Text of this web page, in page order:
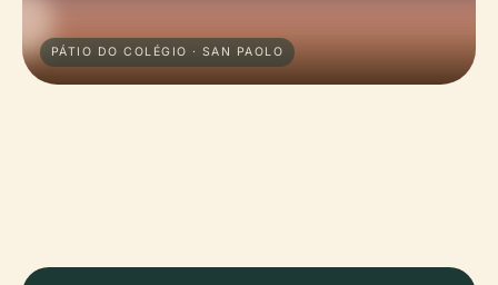
PÁTIO DO COLÉGIO · SAN PAOLO